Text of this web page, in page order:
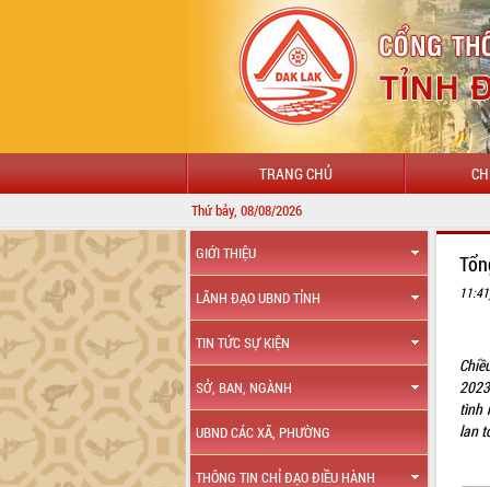
TRANG CHỦ
Thứ bảy, 08/08/2026
GIỚI THIỆU
LÃNH ĐẠO UBND TỈNH
TIN TỨC SỰ KIỆN
SỞ, BAN, NGÀNH
UBND CÁC XÃ, PHƯỜNG
THÔNG TIN CHỈ ĐẠO ĐIỀU HÀNH
tình
lan